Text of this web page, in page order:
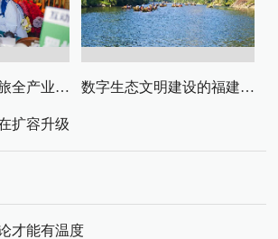
从票根经济到文旅全产业链升级 数字生态文明建设的福建路径与启示
扩容升级
才能有温度